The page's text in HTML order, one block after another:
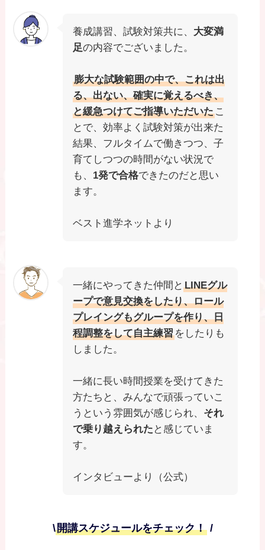
養成講習、試験対策共に、 大変満
足の内容でございました。
膨大な試験範囲の中で、これは出
る、出ない、確実に覚えるべき、
と緩急つけてご指導いただいたこ
とで、効率よく試験対策が出来た
結果、フルタイムで働きつつ、子
育てしつつの時間がない状況で
も、 1発で合格できたのだと思い
ます。
ベスト進学ネットより
一緒にやってきた仲間とLINEグル
ープで意見交換をしたり、ロール
プレイングもグループを作り、日
程調整をして自主練習をしたりも
しました。
一緒に長い時間授業を受けてきた
方たちと、みんなで頑張っていこ
うという雰囲気が感じられ、 それ
で乗り越えられた と感じていま
す。
インタビューより（公式）
\開講スケジュールをチェック！/